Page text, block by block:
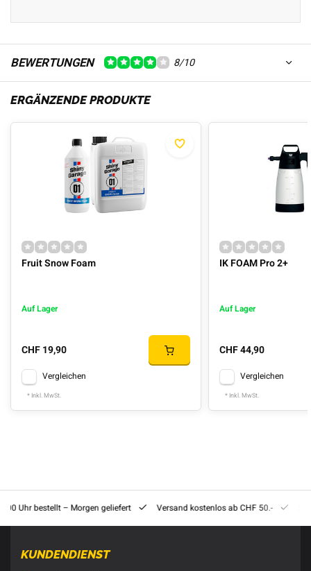
BEWERTUNGEN 8/10
ERGÄNZENDE PRODUKTE
Fruit Snow Foam
Auf Lager
CHF 19,90
Vergleichen
* Inkl. MwSt.
IK FOAM Pro 2+
Auf Lager
CHF 44,90
Vergleichen
* Inkl. MwSt.
Uhr bestellt – Morgen geliefert Versand kostenlos ab CHF 50.-
KUNDENDIENST